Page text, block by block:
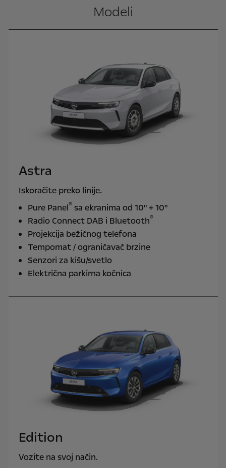
Modeli
Astra
Iskoračite preko linije.
Pure Panel®sa ekranima od 10" + 10"
Radio Connect DAB i Bluetooth®
Projekcija bežičnog telefona
Tempomat / ograničavač brzine
Senzori za kišu/svetlo
Električna parkirna kočnica
Edition
Vozite na svoj način.